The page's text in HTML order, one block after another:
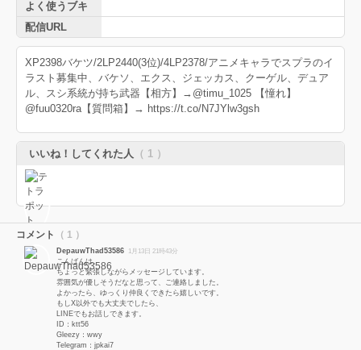
よく使うブキ
配信URL
XP2398バケツ/2LP2440(3位)/4LP2378/アニメキャラでスプラのイ
ラスト募集中、バケソ、エクス、ジェッカス、クーゲル、デュア
ル、スシ系統が持ち武器【相方】→@timu_1025 【憧れ】
@fuu0320ra【質問箱】→ https://t.co/N7JYlw3gsh
いいね！してくれた人 （ 1 ）
コメント （ 1 ）
DepauwThad53586 1月13日 21時43分
こんばんは。
ちょっと緊張しながらメッセージしています。
雰囲気が優しそうだなと思って、ご連絡しました。
よかったら、ゆっくり仲良くできたら嬉しいです。
もしX以外でも大丈夫でしたら、
LINEでもお話しできます。
ID：ktt56
Gleezy：wwy
Telegram：jpkai7